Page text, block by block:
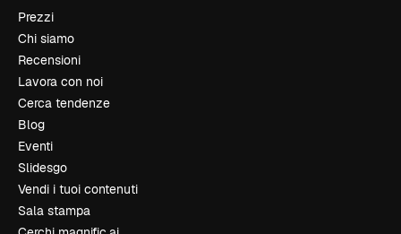
Prezzi
Chi siamo
Recensioni
Lavora con noi
Cerca tendenze
Blog
Eventi
Slidesgo
Vendi i tuoi contenuti
Sala stampa